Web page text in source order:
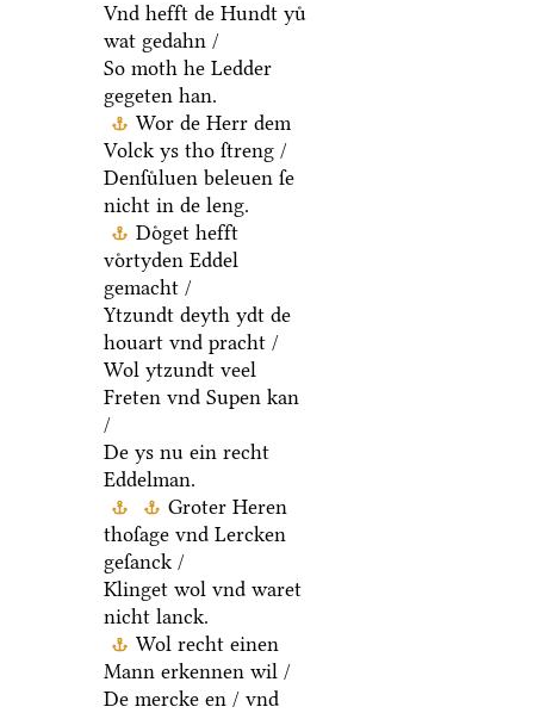
Vnd hefft de Hundt yuͤ
wat gedahn /
So moth he Ledder
gegeten han.
Wor de Herr dem
Volck ys tho ſtreng /
Denſuͤluen beleuen ſe
nicht in de leng.
Doͤget hefft
voͤrtyden Eddel
gemacht /
Ytzundt deyth ydt de
houart vnd pracht /
Wol ytzundt veel
Freten vnd Supen kan
/
De ys nu ein recht
Eddelman.
Groter Heren
thoſage vnd Lercken
geſanck /
Klinget wol vnd waret
nicht lanck.
Wol recht einen
Mann erkennen wil /
De mercke en / vnd